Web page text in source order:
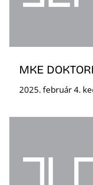
MKE
2025. február 4.